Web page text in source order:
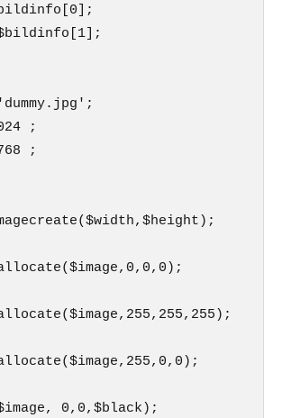
;
;
0,0,$black);